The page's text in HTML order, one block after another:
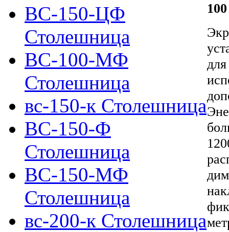
ВС-150-ЦФ
Столешница
ВС-100-МФ
Столешница
вс-150-к Столешница
ВС-150-Ф
Столешница
ВС-150-МФ
Столешница
вс-200-к Столешница